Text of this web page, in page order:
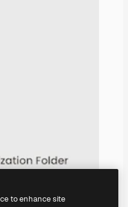
to enhance site